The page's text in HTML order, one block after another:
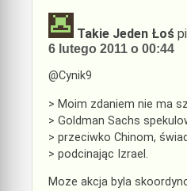
Takie Jeden Łoś
6 lutego 2011 o 00:44
@Cynik9
> Moim zdaniem nie ma
> Goldman Sachs
> przeciwko Chinom,
> podcinając Izrael.
Moze akcja byla